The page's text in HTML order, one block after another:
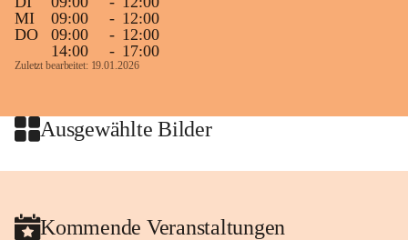
MI
09:00 - 12:00
DO
09:00 - 12:00
14:00
- 17:00
Zuletzt bearbeitet: 19.01.2026
Ausgewählte Bilder
Kommende Veranstaltungen